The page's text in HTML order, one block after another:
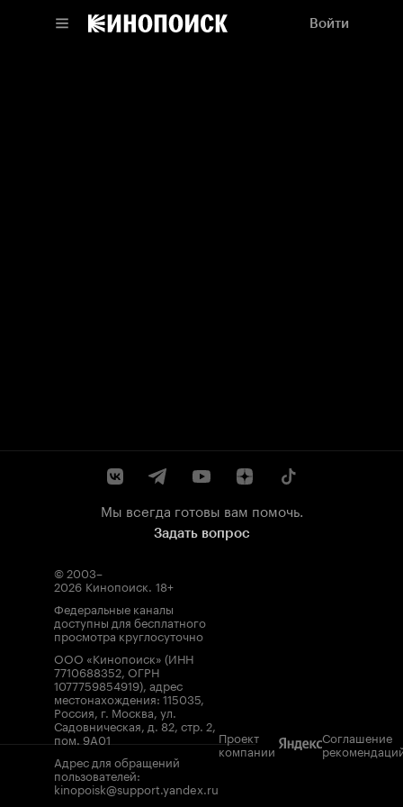
Войти
Мы всегда готовы вам помочь.
Задать вопрос
© 2003–
2026 Кинопоиск. 18+
Федеральные каналы
доступны для бесплатного
просмотра круглосуточно
ООО «Кинопоиск» (ИНН
7710688352, ОГРН
1077759854919), адрес
местонахождения: 115035,
Россия, г. Москва, ул.
Садовническая, д. 82, стр. 2,
пом. 9А01
Адрес для обращений
пользователей:
kinopoisk@support.yandex.ru
Проект
компании
Соглашение